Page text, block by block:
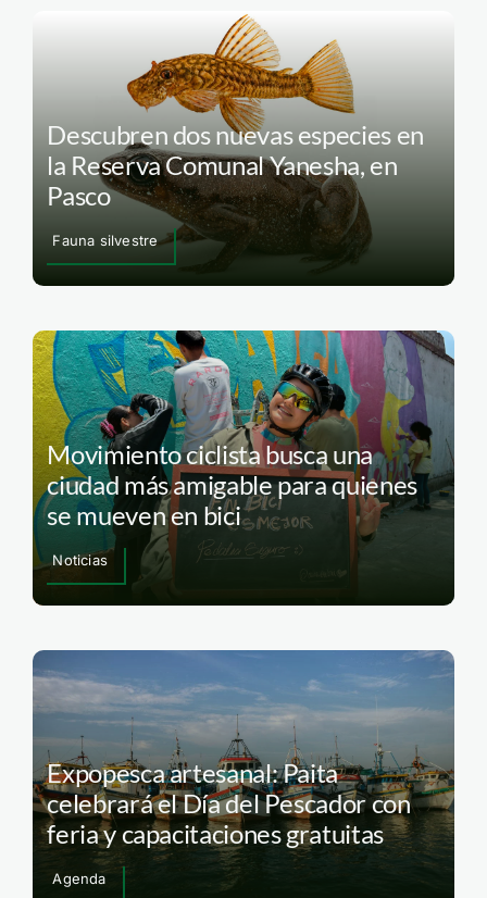
Descubren dos nuevas especies en
la Reserva Comunal Yanesha, en
Pasco
Fauna silvestre
Movimiento ciclista busca una
ciudad más amigable para quienes
se mueven en bici
Noticias
Expopesca artesanal: Paita
celebrará el Día del Pescador con
feria y capacitaciones gratuitas
Agenda